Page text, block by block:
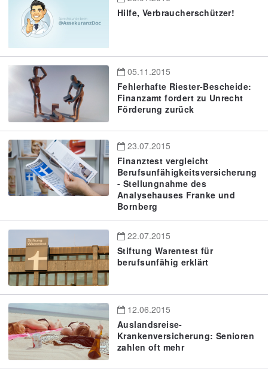
Hilfe, Verbraucherschützer!
05.11.2015
Fehlerhafte Riester-Bescheide:
Finanzamt fordert zu Unrecht
Förderung zurück
23.07.2015
Finanztest vergleicht
Berufsunfähigkeitsversicherung
- Stellungnahme des
Analysehauses Franke und
Bornberg
22.07.2015
Stiftung Warentest für
berufsunfähig erklärt
12.06.2015
Auslandsreise-
Krankenversicherung: Senioren
zahlen oft mehr